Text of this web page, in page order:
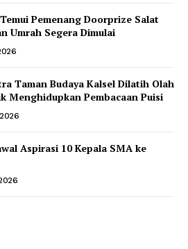
Pemenang Doorprize Salat
Umrah Segera Dimulai
Taman Budaya Kalsel Dilatih Olah
Menghidupkan Pembacaan Puisi
Aspirasi 10 Kepala SMA ke